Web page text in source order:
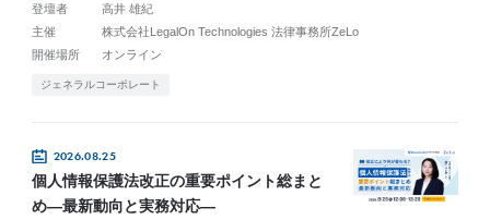
登壇者
高井 雄紀
主催
株式会社LegalOn Technologies 法律事務所ZeLo
開催場所
オンライン
ジェネラルコーポレート
2026.08.25
個人情報保護法改正の重要ポイント総まと
め―最新動向と実務対応―